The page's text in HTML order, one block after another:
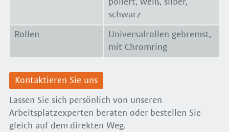
poliert, weiß, silber,
schwarz
Rollen
Universalrollen gebremst,
mit Chromring
Kontaktieren Sie uns
Lassen Sie sich persönlich von unseren
Arbeitsplatzexperten beraten oder bestellen Sie
gleich auf dem direkten Weg.